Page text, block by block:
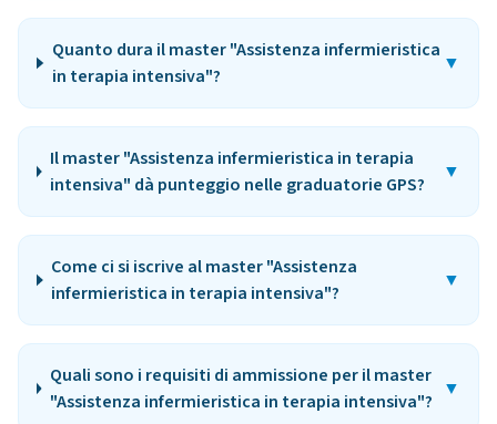
Quanto dura il master "Assistenza infermieristica
in terapia intensiva"?
▼
Il master "Assistenza infermieristica in terapia
intensiva" dà punteggio nelle graduatorie GPS?
▼
Come ci si iscrive al master "Assistenza
infermieristica in terapia intensiva"?
▼
Quali sono i requisiti di ammissione per il master
"Assistenza infermieristica in terapia intensiva"?
▼